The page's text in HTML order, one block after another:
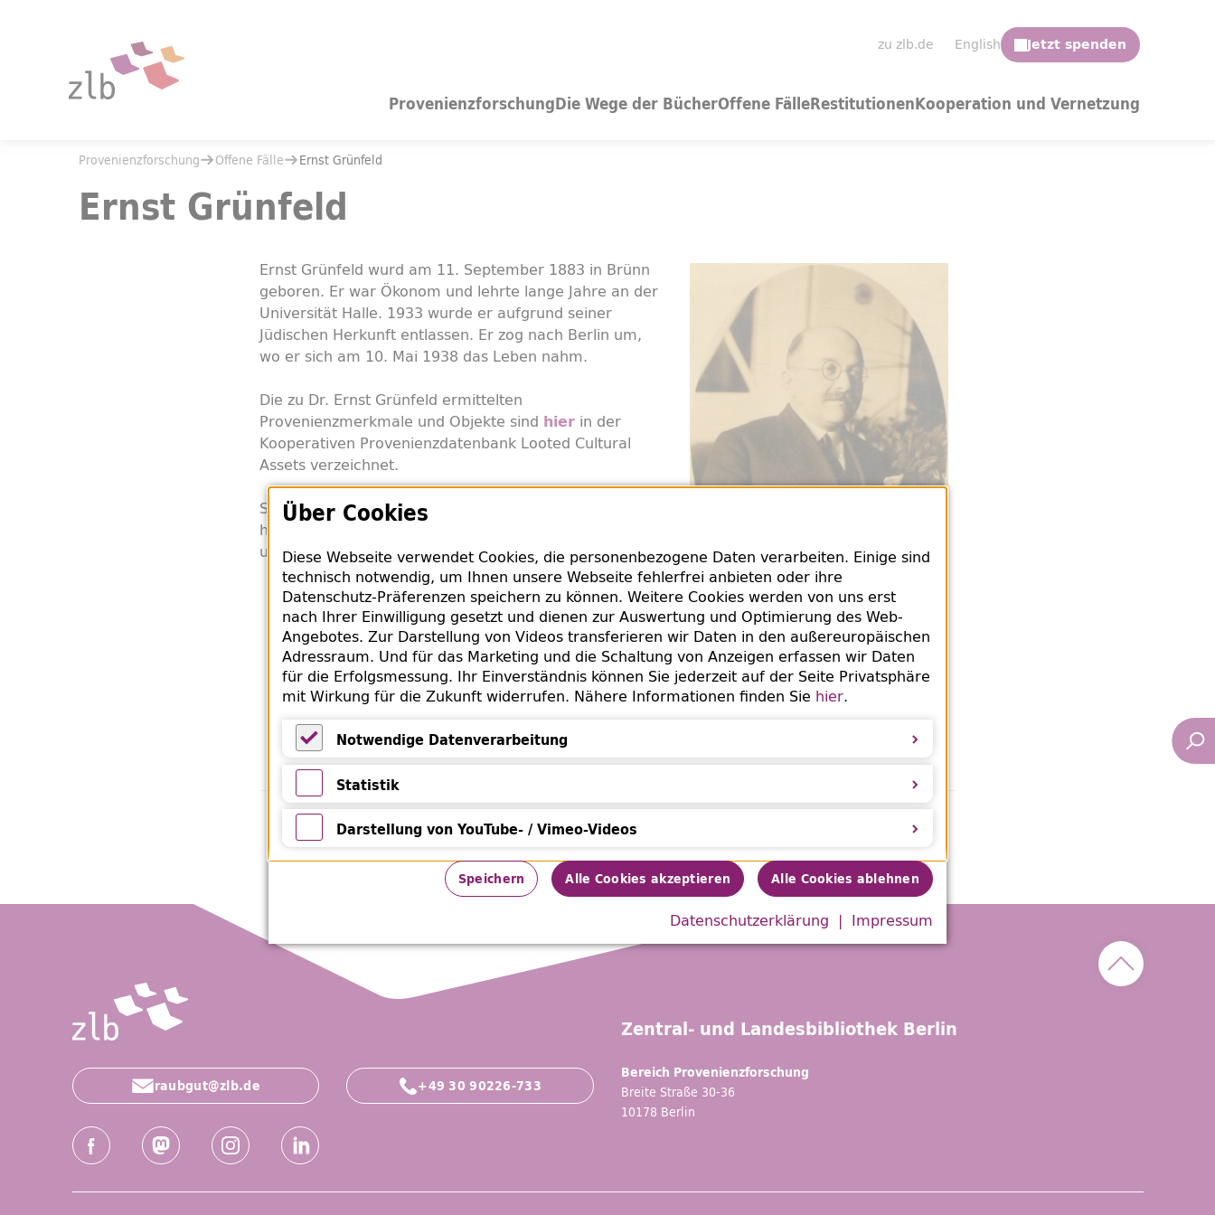
zu zlb.de English
ProvenienzforschungDie Wege der BücherOffene FälleRestitutionenKooperation und Vernetzung
Ernst GrünfeldSie befinden sich hier:
Provenienzforschung Offene Fälle Ernst Grünfeld
Ernst Grünfeld
Ernst Grünfeld 1930 (Foto:
Universitätsarchiv Halle-Wittenberg,
Rep. 40/I, G 3)
Ernst Grünfeld wurd am 11. September 1883 in Brünn
geboren. Er war Ökonom und lehrte lange Jahre an der
Universität Halle. 1933 wurde er aufgrund seiner
Jüdischen Herkunft entlassen. Er zog nach Berlin um,
wo er sich am 10. Mai 1938 das Leben nahm.
Die zu Dr. Ernst Grünfeld ermittelten
Provenienzmerkmale und Objekte sind hier in der
Kooperativen Provenienzdatenbank Looted Cultural
Assets verzeichnet.
Sollten Sie Informationen haben, die bei der Rückgabe
hilfreich sein könnten, bitten wir
umKontaktaufnahme.
Nach oben
Zentral- und Landesbibliothek Berlin
raubgut@zlb.de +49 30 90226-733
Social-Media Kanäle der ZLB
Bereich Provenienzforschung
Breite Straße 30-36
10178 Berlin
Über Cookies
Diese Webseite verwendet Cookies, die personenbezogene Daten verarbeiten. Einige sind
technisch notwendig, um Ihnen unsere Webseite fehlerfrei anbieten oder ihre
Datenschutz-Präferenzen speichern zu können. Weitere Cookies werden von uns erst
nach Ihrer Einwilligung gesetzt und dienen zur Auswertung und Optimierung des Web-
Angebotes. Zur Darstellung von Videos transferieren wir Daten in den außereuropäischen
Adressraum. Und für das Marketing und die Schaltung von Anzeigen erfassen wir Daten
für die Erfolgsmessung. Ihr Einverständnis können Sie jederzeit auf der Seite Privatsphäre
mit Wirkung für die Zukunft widerrufen. Nähere Informationen finden Sie hier.
Notwendige Datenverarbeitung
Notwendige Datenverarbeitung
Statistik
Statistik
Darstellung von YouTube- / Vimeo-Videos
Darstellung von YouTube- / Vimeo-Videos
Speichern Alle Cookies akzeptieren Alle Cookies ablehnen
Datenschutzerklärung Impressum